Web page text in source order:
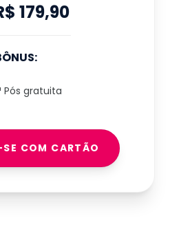
179,90
Pós gratuita
COM CARTÃO